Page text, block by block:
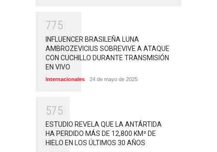
775
INFLUENCER BRASILEÑA LUNA
AMBROZEVICIUS SOBREVIVE A ATAQUE
CON CUCHILLO DURANTE TRANSMISIÓN
EN VIVO
Internacionales 24 de mayo de 2025
575
ESTUDIO REVELA QUE LA ANTÁRTIDA
HA PERDIDO MÁS DE 12,800 KM² DE
HIELO EN LOS ÚLTIMOS 30 AÑOS